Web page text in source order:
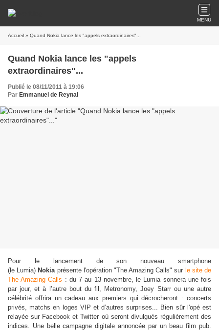
MENU
Accueil » Quand Nokia lance les "appels extraordinaires"...
Quand Nokia lance les "appels
extraordinaires"...
Publié le 08/11/2011 à 19:06
Par Emmanuel de Reynal
Pour le lancement de son nouveau smartphone
(le Lumia) Nokiaprésente l'opération "The Amazing Calls" sur le site de
The Amazing Calls : du 7 au 13 novembre, le Lumia sonnera une fois
par jour, et à l’autre bout du fil, Metronomy, Joey Starr ou une autre
célébrité offrira un cadeau aux premiers qui décrocheront : concerts
privés, matchs en loges VIP et d’autres surprises... Bien sûr l'opé est
relayée sur Facebook et Twitter où seront divulgués régulièrement des
indices. Une belle campagne digitale annoncée par un beau film pub.